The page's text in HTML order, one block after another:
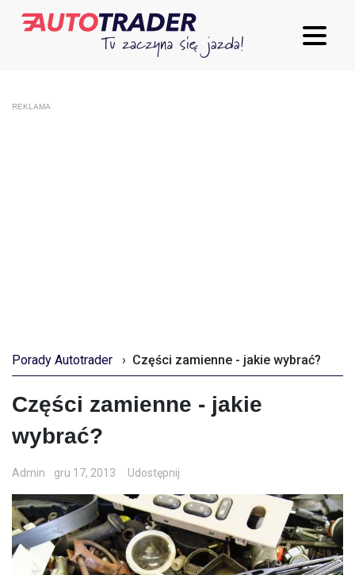
REKLAMA
Porady Autotrader › Części zamienne - jakie wybrać?
Części zamienne - jakie
wybrać?
Admin gru 17, 2013 Udostępnij